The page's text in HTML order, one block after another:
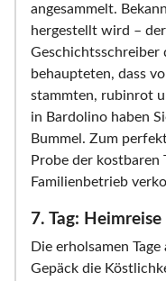
angesammelt.
hergestellt wird –
Geschichtsschreiber
behaupteten, dass
stammten, rubinrot
in Bardolino haben
Bummel. Zum
Probe der kostbaren
Familienbetrieb
7. Tag: Heimreise
Die erholsamen
Gepäck die